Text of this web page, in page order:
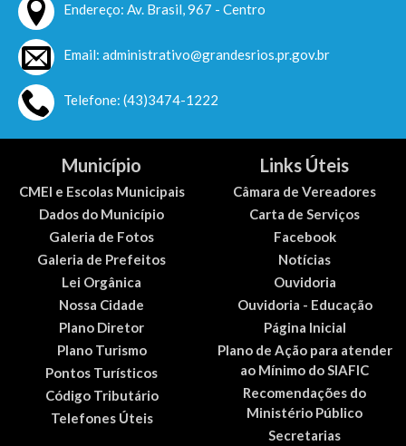
Endereço: Av. Brasil, 967 - Centro
Email: administrativo@grandesrios.pr.gov.br
Telefone: (43)3474-1222
Município
CMEI e Escolas Municipais
Dados do Município
Galeria de Fotos
Galeria de Prefeitos
Lei Orgânica
Nossa Cidade
Plano Diretor
Plano Turismo
Pontos Turísticos
Código Tributário
Telefones Úteis
Links Úteis
Câmara de Vereadores
Carta de Serviços
Facebook
Notícias
Ouvidoria
Ouvidoria - Educação
Página Inicial
Plano de Ação para atender
ao Mínimo do SIAFIC
Recomendações do
Ministério Público
Secretarias